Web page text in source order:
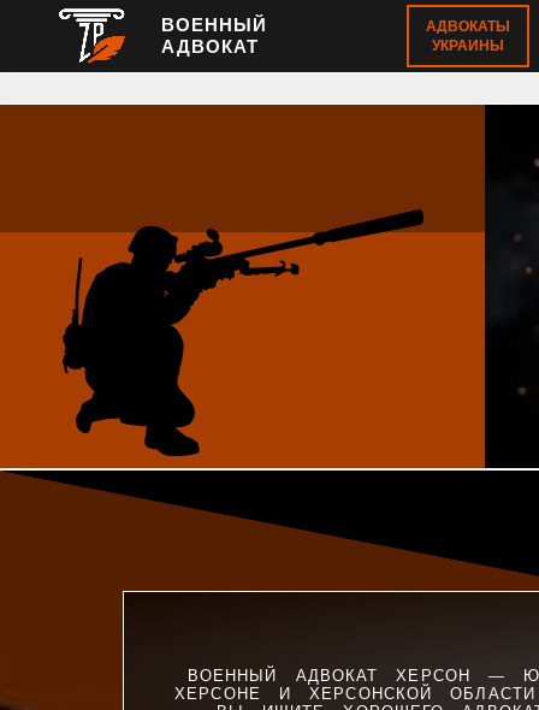
ВОЕННЫЙ
АДВОКАТ
АДВОКАТЫ
УКРАИНЫ
ВОЕННЫЙ АДВОКАТ ХЕРСОН —
ХЕРСОНЕ И ХЕРСОНСКОЙ